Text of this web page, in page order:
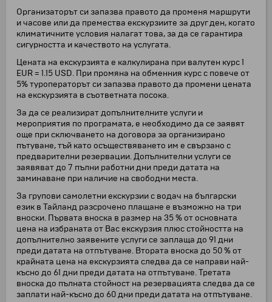
Организаторът си запазва правото да променя маршрути
и часове или да премества екскурзиите за друг ден, когато
климатичните условия налагат това, за да се гарантира
сигурността и качеството на услугата.
Цената на екскурзията е калкулирана при валутен курс 1
EUR = 1.15 USD. При промяна на обменния курс с повече от
5% туроператорът си запазва правото да промени цената
на екскурзията в съответната посока.
За да се реализират допълнителните услуги и
мероприятия по програмата, е необходимо да се заявят
още при сключването на договора за организирано
пътуване, тъй като осъществяването им е свързано с
предварителни резервации. Допълнителни услуги се
заявяват до 7 пълни работни дни преди датата на
заминаване при наличие на свободни места.
За групови самолетни екскурзии с водач на български
език в Тайланд разсрочено плащане е възможно на три
вноски. Първата вноска в размер на 35 % от основната
цена на избраната от Вас екскурзия плюс стойността на
допълнително заявените услуги се заплаща до 91 дни
преди датата на отпътуване. Втората вноска до 50 % от
крайната цена на екскурзията следва да се направи най-
късно до 61 дни преди датата на отпътуване. Третата
вноска до пълната стойност на резервацията следва да се
заплати най-късно до 60 дни преди датата на отпътуване.